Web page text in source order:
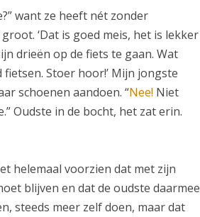
want ze heeft nét zonder
‘Dat is goed meis, het is lekker
drieën op de fiets te gaan. Wat
Stoer hoor!’ Mijn jongste
schoenen aandoen. “Nee! Niet
Oudste in de bocht, het zat erin.
helemaal voorzien dat met zijn
blijven en dat de oudste daarmee
steeds meer zelf doen, maar dat